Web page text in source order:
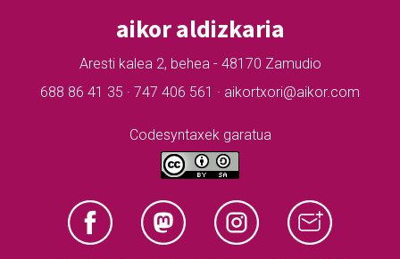
aikor aldizkaria
Aresti kalea 2, behea - 48170 Zamudio
688 86 41 35 · 747 406 561 · aikortxori@aikor.com
Codesyntaxek garatua